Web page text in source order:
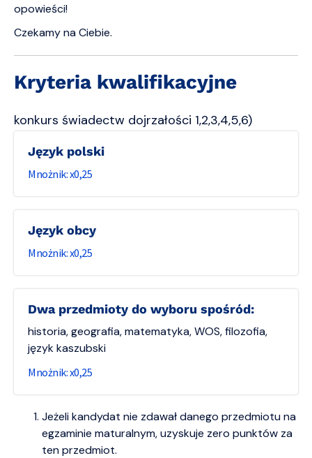
opowieści!
Czekamy na Ciebie.
Kryteria kwalifikacyjne
konkurs świadectw dojrzałości 1,2,3,4,5,6)
język polski
0,25
język obcy
0,25
dwa przedmioty do wyboru spośród:
historia, geografia, matematyka, WOS, filozofia,
język kaszubski
0,25
Jeżeli kandydat nie zdawał danego przedmiotu na
egzaminie maturalnym, uzyskuje zero punktów za
ten przedmiot.